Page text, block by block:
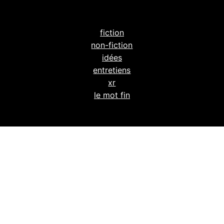
fiction
non-fiction
idées
entretiens
xr
le mot fin